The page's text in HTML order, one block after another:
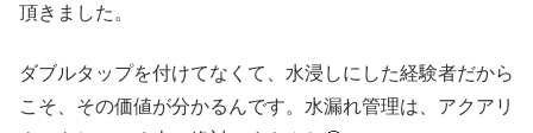
頂きました。
ダブルタップを付けてなくて、水浸しにした経験者だから
こそ、その価値が分かるんです。水漏れ管理は、アクアリ